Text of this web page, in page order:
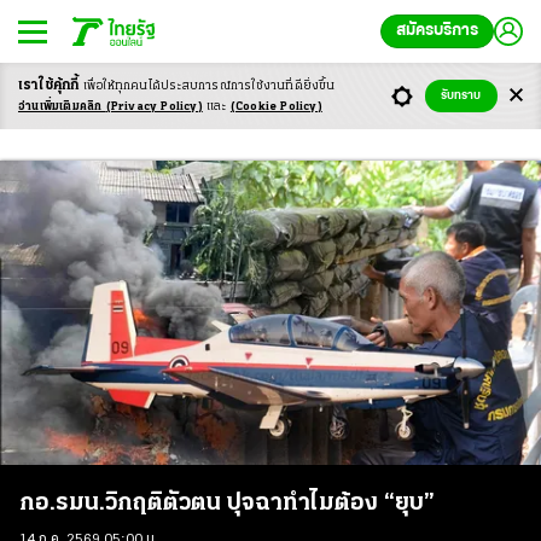
สมัครบริการ
ศรชล.
กอ.รมน.วิกฤติตัวตน ปุจฉาทำไมต้อง “ยุบ”
เราใช้คุ้กกี้ เพื่อให้ทุกคนได้ประสบการณ์การใช้งานที่ดียิ่งขึ้น
อ่านเพิ่มเติมคลิก (Privacy Policy) และ (Cookie Policy)
รับทราบ